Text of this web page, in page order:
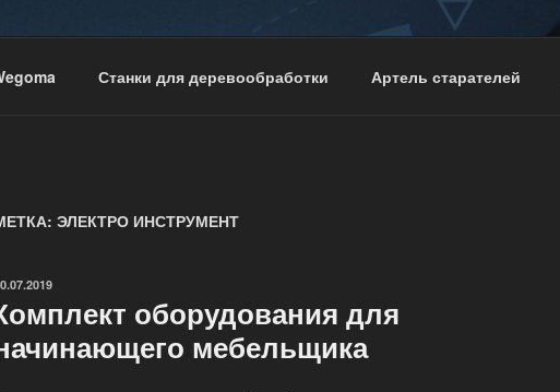
Станки для деревообработки Артель старателей
ЭЛЕКТРО ИНСТРУМЕНТ
оборудования для
мебельщика